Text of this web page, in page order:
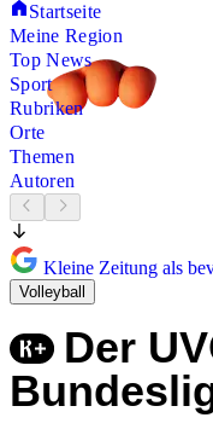
Startseite
Meine Region
Top News
Sport
Rubriken
Orte
Themen
Autoren
Kleine Zeitung als
Volleyball
Der